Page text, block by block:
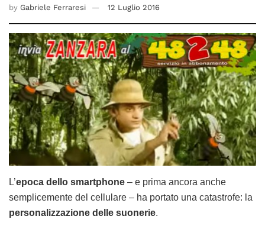
by Gabriele Ferraresi 12 Luglio 2016
L’epoca dello smartphone – e prima ancora anche
semplicemente del cellulare – ha portato una catastrofe: la
personalizzazione delle suonerie.